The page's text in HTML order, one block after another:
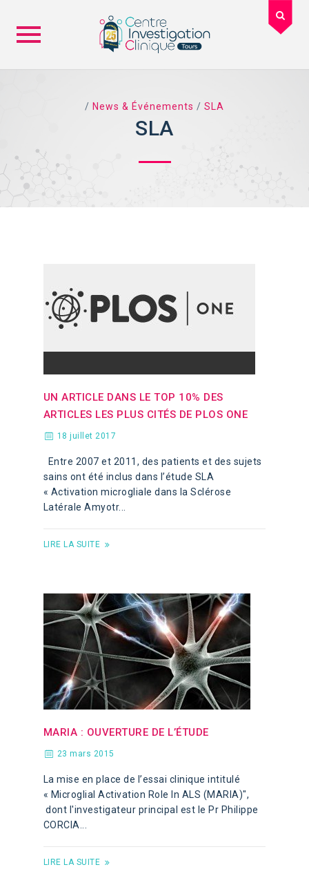
/ News & Événements / SLA
TAG ARCHIVES:
SLA
UN ARTICLE DANS LE TOP 10% DES
ARTICLES LES PLUS CITÉS DE PLOS ONE
18 juillet 2017
Entre 2007 et 2011, des patients et des sujets
sains ont été inclus dans l’étude SLA
« Activation microgliale dans la Sclérose
Latérale Amyotr...
LIRE LA SUITE
MARIA : OUVERTURE DE L’ÉTUDE
23 mars 2015
La mise en place de l’essai clinique intitulé
« Microglial Activation Role In ALS (MARIA)",
dont l'investigateur principal est le Pr Philippe
CORCIA...
LIRE LA SUITE